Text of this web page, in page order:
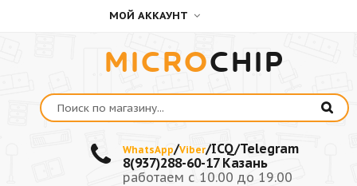
МОЙ АККАУНТ
MICROCHIP
WhatsApp/Viber/ICQ/Telegram
8(937)288-60-17 Казань
работаем с 10.00 до 19.00